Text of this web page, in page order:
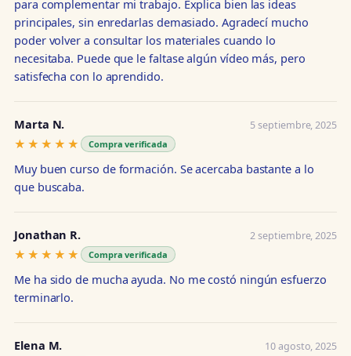
para complementar mi trabajo. Explica bien las ideas
principales, sin enredarlas demasiado. Agradecí mucho
poder volver a consultar los materiales cuando lo
necesitaba. Puede que le faltase algún vídeo más, pero
satisfecha con lo aprendido.
Marta N. 5 septiembre, 2025
★★★★★
★★★★★ Compra verificada
Muy buen curso de formación. Se acercaba bastante a lo
que buscaba.
Jonathan R. 2 septiembre, 2025
★★★★★
★★★★★ Compra verificada
Me ha sido de mucha ayuda. No me costó ningún esfuerzo
terminarlo.
Elena M. 10 agosto, 2025